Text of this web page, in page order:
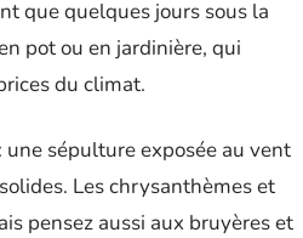
que quelques jours sous la
pot ou en jardinière, qui
du climat.
une sépulture exposée au vent
Les chrysanthèmes et
pensez aussi aux bruyères et